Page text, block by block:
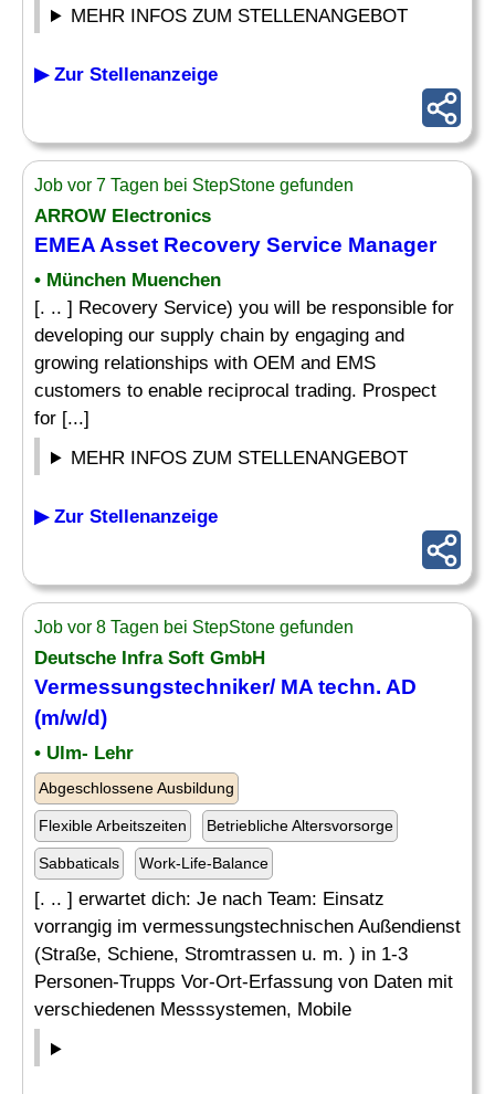
MEHR INFOS ZUM STELLENANGEBOT
▶ Zur Stellenanzeige
Job vor 7 Tagen bei StepStone gefunden
ARROW Electronics
EMEA Asset Recovery Service Manager
• München Muenchen
[. .. ] Recovery Service) you will be responsible for
developing our supply chain by engaging and
growing relationships with OEM and EMS
customers to enable reciprocal trading. Prospect
for [...]
MEHR INFOS ZUM STELLENANGEBOT
▶ Zur Stellenanzeige
Job vor 8 Tagen bei StepStone gefunden
Deutsche Infra Soft GmbH
Vermessungstechniker/ MA techn. AD
(m/w/d)
• Ulm- Lehr
Abgeschlossene Ausbildung
Flexible Arbeitszeiten Betriebliche Altersvorsorge
Sabbaticals Work-Life-Balance
[. .. ] erwartet dich: Je nach Team: Einsatz
vorrangig im vermessungstechnischen Außendienst
(Straße, Schiene, Stromtrassen u. m. ) in 1-3
Personen-Trupps Vor-Ort-Erfassung von Daten mit
verschiedenen Messsystemen, Mobile